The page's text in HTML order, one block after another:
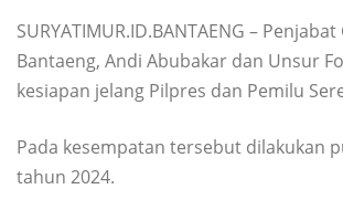
SURYATIMUR.ID.BANTAENG –
Bantaeng, Andi Abubakar dan Unsur
kesiapan jelang Pilpres dan Pemilu
Pada kesempatan tersebut dilakukan
tahun 2024.